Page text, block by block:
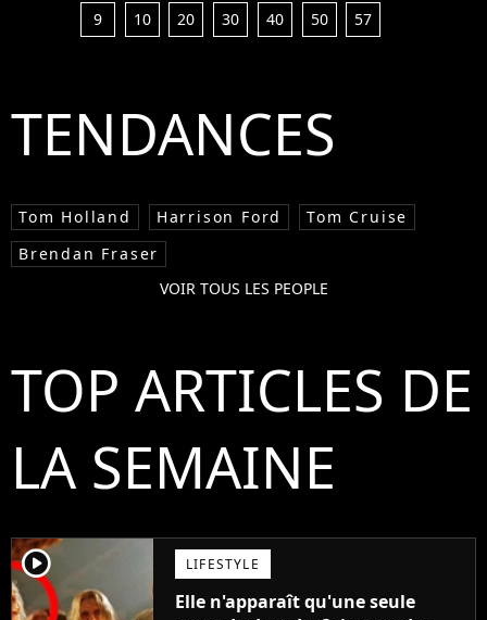
9
10 20 30 40 50 57
TENDANCES
Tom Holland Harrison Ford
Tom Cruise
Brendan Fraser
VOIR TOUS LES PEOPLE
TOP ARTICLES DE
LA SEMAINE
player2 LIFESTYLE
Elle n'apparaît qu'une seule